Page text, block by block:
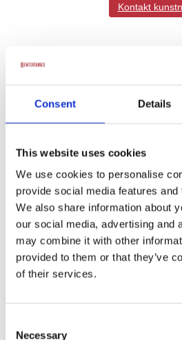
Consent Details
This website uses cookies
We use cookies to personalise
provide social media features
We also share information about
our social media, advertising and
may combine it with other
provided to them or that they’ve
of their services.
Necessary
Kontakt
Rockhistorier
Kontakt